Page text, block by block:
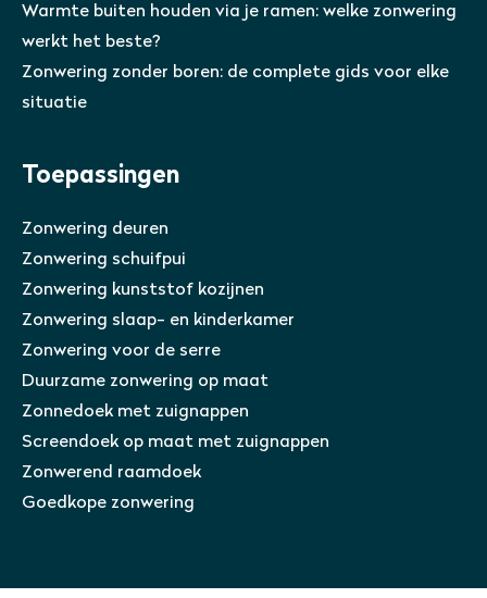
Warmte buiten houden via je ramen: welke zonwering
werkt het beste?
Zonwering zonder boren: de complete gids voor elke
situatie
Toepassingen
Zonwering deuren
Zonwering schuifpui
Zonwering kunststof kozijnen
Zonwering slaap- en kinderkamer
Zonwering voor de serre
Duurzame zonwering op maat
Zonnedoek met zuignappen
Screendoek op maat met zuignappen
Zonwerend raamdoek
Goedkope zonwering